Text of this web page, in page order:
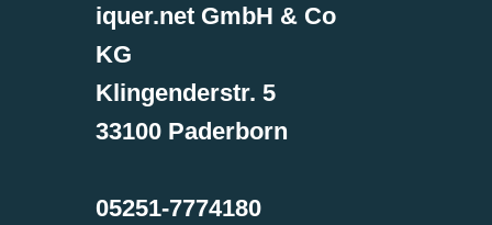
iquer.net GmbH & Co
KG
Klingenderstr. 5
33100 Paderborn
05251-7774180